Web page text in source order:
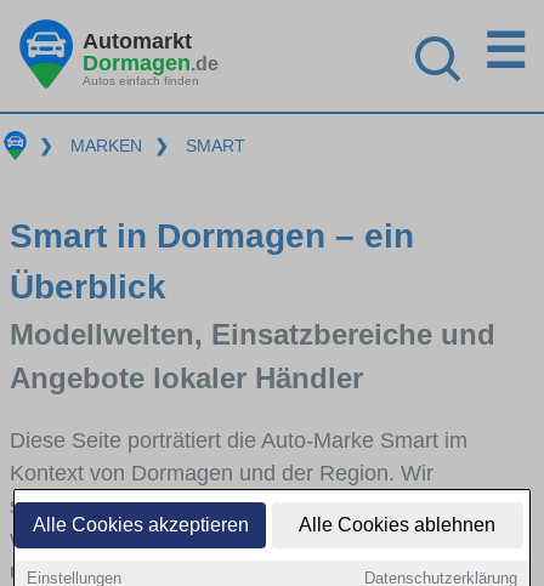
Alle Cookies akzeptieren Alle Cookies ablehnen
Einstellungen Datenschutzerklärung
Automarkt
Dormagen.de
Autos einfach finden
☰
❯ MARKEN ❯ SMART
Smart in Dormagen – ein
Überblick
Modellwelten, Einsatzbereiche und
Angebote lokaler Händler
Diese Seite porträtiert die Auto-Marke Smart im
Kontext von Dormagen und der Region. Wir
skizzieren, in welchen Fahrzeugklassen Smart stark
vertreten ist, welche Modellreihen häufig im Stadt-
und Umlandverkehr zu sehen sind und für welche